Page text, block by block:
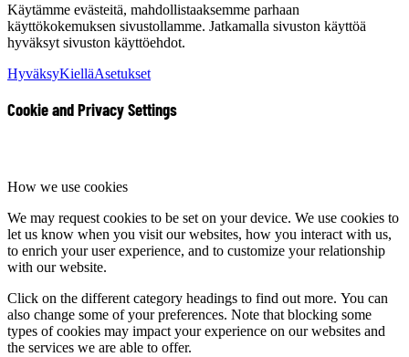
Käytämme evästeitä, mahdollistaaksemme parhaan
käyttökokemuksen sivustollamme. Jatkamalla sivuston käyttöä
hyväksyt sivuston käyttöehdot.
HyväksyKielläAsetukset
Cookie and Privacy Settings
How we use cookies
We may request cookies to be set on your device. We use cookies to
let us know when you visit our websites, how you interact with us,
to enrich your user experience, and to customize your relationship
with our website.
Click on the different category headings to find out more. You can
also change some of your preferences. Note that blocking some
types of cookies may impact your experience on our websites and
the services we are able to offer.